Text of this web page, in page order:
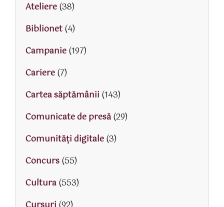
Ateliere(38)
Biblionet(4)
Campanie(197)
Cariere(7)
Cartea săptămânii (143)
Comunicate de presă(29)
Comunități digitale(3)
Concurs(55)
Cultura(553)